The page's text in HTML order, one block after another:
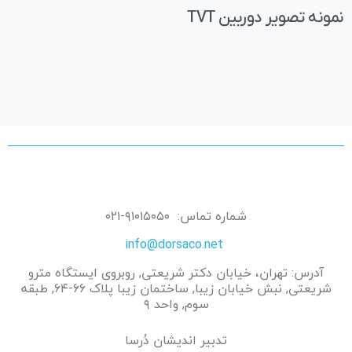
نمونه تصویر دوربین TVT
شماره تماس: ۹۱۰۱۵۰۵۰-۰۲۱
آدرس: تهران، خیابان دکتر شریعتی, روبروی ایستگاه مترو
شریعتی, نبش خیابان زیبا, ساختمان زیبا پلاک ۶۶-۶۴, طبقه
سوم, واحد ۹
تدبیر اندیشان دُرسا